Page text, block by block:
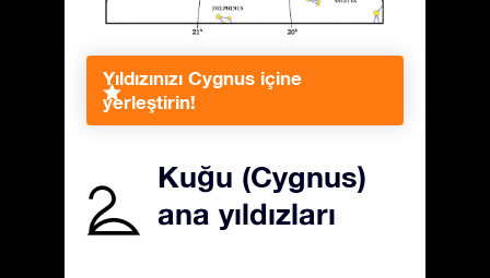
Yıldızınızı Cygnus içine
yerleştirin!
Kuğu (Cygnus)
ana yıldızları